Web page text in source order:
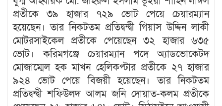
প্রতীকে ৩৯ হাজার ৭২৯ ভোট পেয়ে চেয়ারম্যান
হয়েছেন। তার নিকটতম প্রতিদ্বন্দ্বী গিয়াস উদ্দিন লাকী
মোটরসাইকেল প্রতীকে পেয়েছেন ৩২ হাজার ৬৩৫
ভোট। করিমগঞ্জে চেয়ারম্যান পদে অ্যাডভোকেটদ
মোজাম্মেল হক মাখন হেলিকপ্টার প্রতীকে ২৭ হাজার
৯২৪ ভোট পেয়ে বিজয়ী হয়েছেন। তার নিকটতম
প্রতিদ্বন্দ্বী শফিউলদ আলম জনি দোয়াত-কলম প্রতীকে